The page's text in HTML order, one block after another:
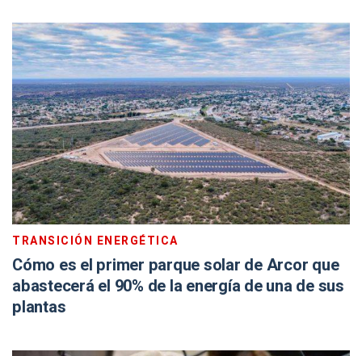
TRANSICIÓN ENERGÉTICA
Cómo es el primer parque solar de Arcor que
abastecerá el 90% de la energía de una de sus
plantas